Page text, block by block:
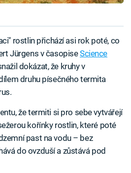
rostlin přichází asi rok poté, co
Jürgens v časopiseScience
dokázat, že kruhy v
druhu písečného termita
že termiti si pro sebe vytvářejí
kořínky rostlin, které poté
past na vodu – bez
do ovzduší a zůstává pod